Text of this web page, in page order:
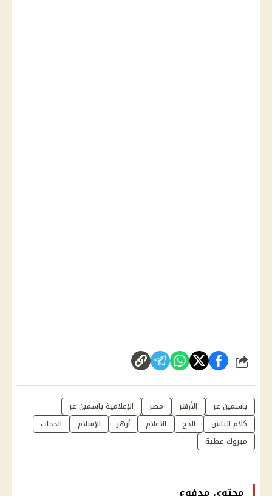
شارك
ياسمين عز الأزهر مصر
الإعلامية ياسمين عز
كلام الناس
الحج الاعلام أزهر الإسلام
الحجاب
مبروك عطية